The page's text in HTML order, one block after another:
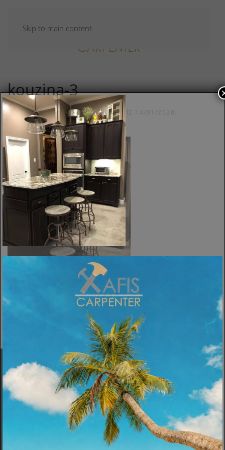
Skip to main content
kouzina-3
ΣΥΝΤΆΧΘΗΚΕ ΑΠΌCARPADMINΣΤΙΣ 14/01/2020.
Εταιρεία
Σχετικά
Υπηρεσίες
Πολιτική Cookies